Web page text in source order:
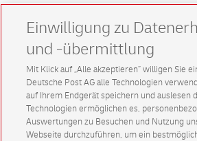
Einwilligung zu
und -übermittlung
Mit Klick auf „Alle akzeptieren” willigen Sie
Deutsche Post AG alle Technologien
auf Ihrem Endgerät speichern und auslesen
Technologien ermöglichen es,
Auswertungen zu Besuchen und Nutzung
Webseite durchzuführen, um ein